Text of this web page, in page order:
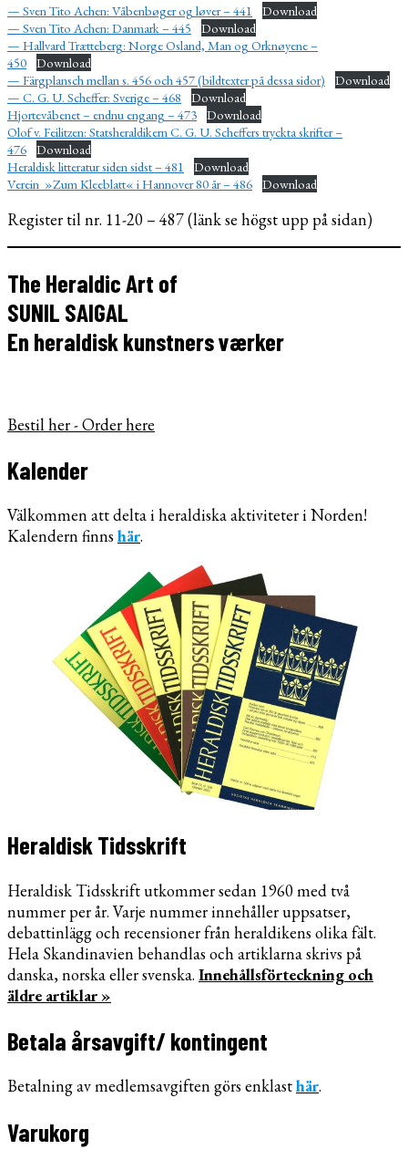
— Sven Tito Achen: Våbenbøger og løver – 441
Download
— Sven Tito Achen: Danmark – 445
Download
— Hallvard Trætteberg: Norge Osland, Man og Orknøyene –
450 Download
— Färgplansch mellan s. 456 och 457 (bildtexter på dessa sidor)
Download
— C. G. U. Scheffer: Sverige – 468
Download
Hjortevåbenet – endnu engang – 473 Download
Olof v. Feilitzen: Statsheraldikern C. G. U. Scheffers tryckta skrifter –
476 Download
Heraldisk litteratur siden sidst – 481
Download
Verein »Zum Kleeblatt« i Hannover 80 år – 486 Download
Register til nr. 11-20 – 487 (länk se högst upp på sidan)
The Heraldic Art of
SUNIL SAIGAL
En heraldisk kunstners værker
Bestil her - Order here
Kalender
Välkommen att delta i heraldiska aktiviteter i Norden!
Kalendern finns här.
Heraldisk Tidsskrift
Heraldisk Tidsskrift utkommer sedan 1960 med två
nummer per år. Varje nummer innehåller uppsatser,
debattinlägg och recensioner från heraldikens olika fält.
Hela Skandinavien behandlas och artiklarna skrivs på
danska, norska eller svenska. Innehållsförteckning och
äldre artiklar »
Betala årsavgift/ kontingent
Betalning av medlemsavgiften görs enklasthär.
Varukorg